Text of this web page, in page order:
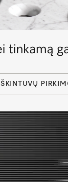
patiekalų
tinkamą